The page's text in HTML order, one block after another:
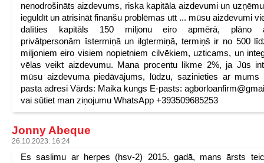
nenodrošināts aizdevums, riska kapitāla aizdevumi un
ieguldīt un atrisināt finanšu problēmas utt ... mūsu aizdevumi
dalīties kapitāls 150 miljonu eiro apmērā, plāno
privātpersonām īstermiņā un ilgtermiņā, termiņš ir no 500
miljoniem eiro visiem nopietniem cilvēkiem, uzticams, un
vēlas veikt aizdevumu. Mana procentu likme 2%, ja Jūs
mūsu aizdevuma piedāvājums, lūdzu, sazinieties ar
pasta adresi Vārds: Maika kungs E-pasts:
vai sūtiet man ziņojumu WhatsApp +393509685253
Jonny Abeque
26.10.2023. 16:24
Es saslimu ar herpes (hsv-2) 2015. gadā, mans ārsts